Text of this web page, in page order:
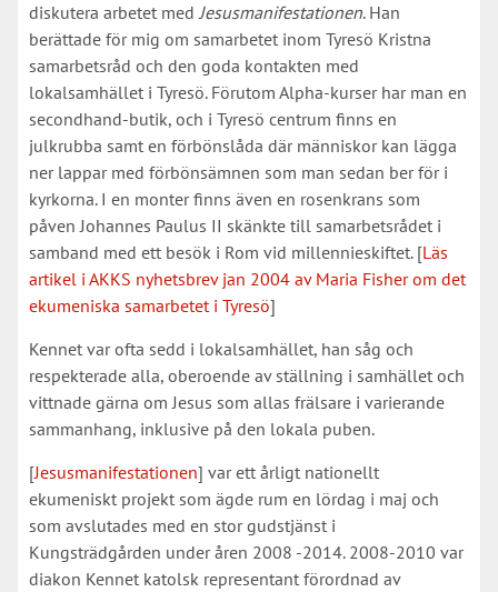
diskutera arbetet medJesusmanifestationen. Han
berättade för mig om samarbetet inom Tyresö Kristna
samarbetsråd och den goda kontakten med
lokalsamhället i Tyresö. Förutom Alpha-kurser har man en
secondhand-butik, och i Tyresö centrum finns en
julkrubba samt en förbönslåda där människor kan lägga
ner lappar med förbönsämnen som man sedan ber för i
kyrkorna. I en monter finns även en rosenkrans som
påven Johannes Paulus II skänkte till samarbetsrådet i
samband med ett besök i Rom vid millennieskiftet. [Läs
artikel i AKKS nyhetsbrev jan 2004 av Maria Fisher om det
ekumeniska samarbetet i Tyresö]
Kennet var ofta sedd i lokalsamhället, han såg och
respekterade alla, oberoende av ställning i samhället och
vittnade gärna om Jesus som allas frälsare i varierande
sammanhang, inklusive på den lokala puben.
[Jesusmanifestationen] var ett årligt nationellt
ekumeniskt projekt som ägde rum en lördag i maj och
som avslutades med en stor gudstjänst i
Kungsträdgården under åren 2008 -2014. 2008-2010 var
diakon Kennet katolsk representant förordnad av